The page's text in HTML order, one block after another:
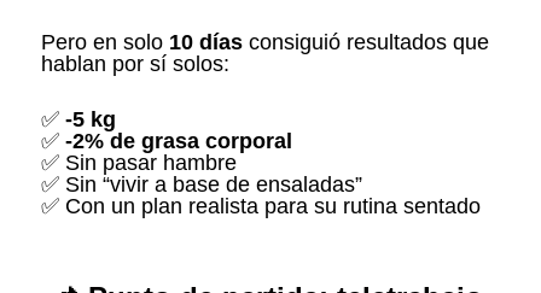
Pero en solo 10 días consiguió resultados que
hablan por sí solos:
✅ -5 kg
✅ -2% de grasa corporal
✅ Sin pasar hambre
✅ Sin “vivir a base de ensaladas”
✅ Con un plan realista para su rutina sentado